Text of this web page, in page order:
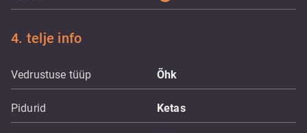
4. telje info
Vedrustuse tüüp Õhk
Pidurid Ketas